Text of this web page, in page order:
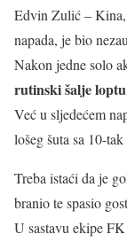
Edvin Zulić –
napada, je bio
Nakon jedne solo
rutinski šalje
Već u sljedećem
lošeg šuta sa 10-
Treba istaći da je
branio te spasio
U sastavu ekipe